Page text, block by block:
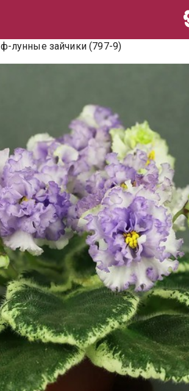
ф-лунные зайчики (797-9)